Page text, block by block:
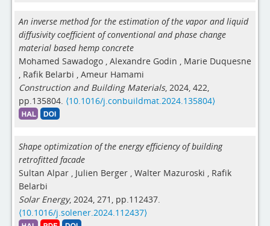
An inverse method for the estimation of the vapor and liquid
diffusivity coefficient of conventional and phase change
material based hemp concrete
Mohamed Sawadogo , Alexandre Godin , Marie Duquesne
, Rafik Belarbi , Ameur Hamami
Construction and Building Materials, 2024, 422,
pp.135804. ⟨10.1016/j.conbuildmat.2024.135804⟩
Shape optimization of the energy efficiency of building
retrofitted facade
Sultan Alpar , Julien Berger , Walter Mazuroski , Rafik
Belarbi
Solar Energy, 2024, 271, pp.112437.
⟨10.1016/j.solener.2024.112437⟩